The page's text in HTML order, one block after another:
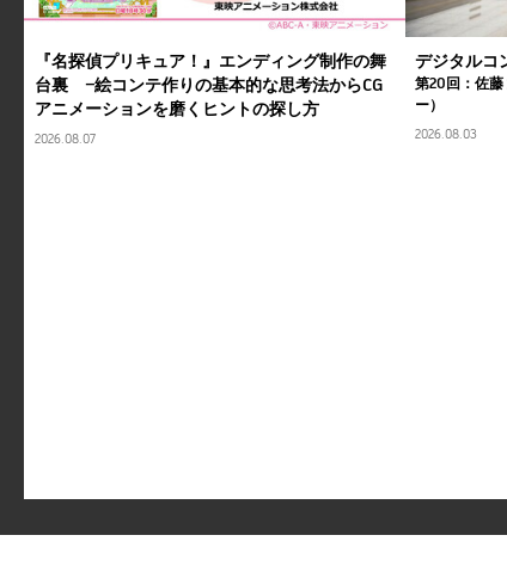
『名探偵プリキュア！』エンディング制作の舞
台裏 ―絵コンテ作りの基本的な思考法からCG
アニメーションを磨くヒントの探し方
2026.08.07
デジタルコ
第20回：佐
ー）
2026.08.03